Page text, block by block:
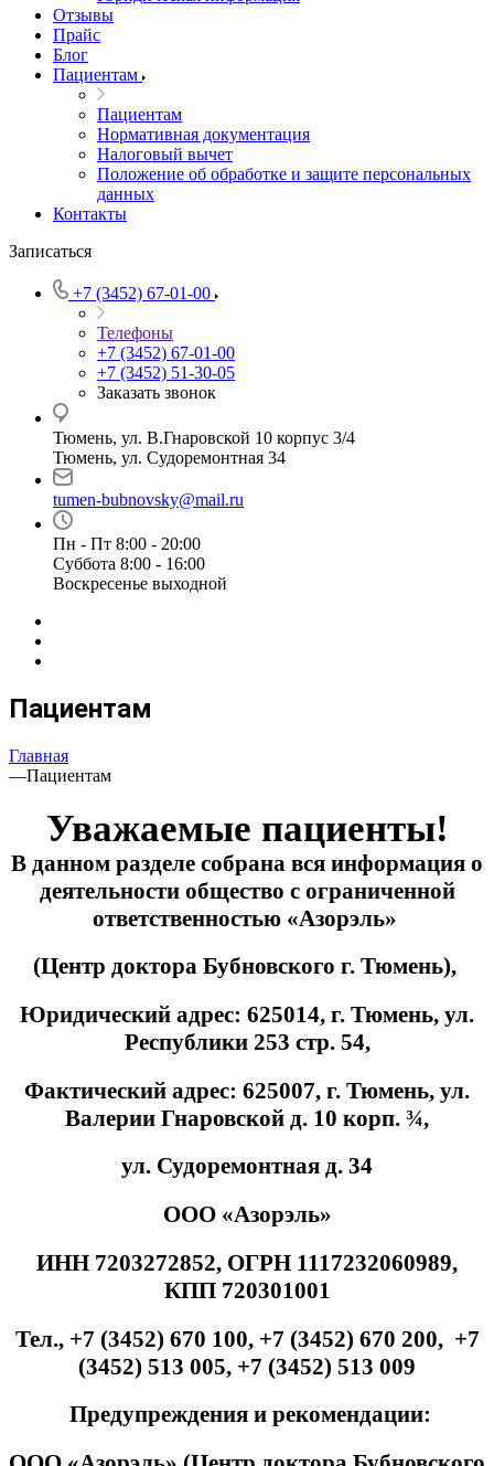
Отзывы
Прайс
Блог
Пациентам
Пациентам
Нормативная документация
Налоговый вычет
Положение об обработке и защите персональных
данных
Контакты
Записаться
+7 (3452) 67-01-00
Телефоны
+7 (3452) 67-01-00
+7 (3452) 51-30-05
Заказать звонок
Тюмень, ул. В.Гнаровской 10 корпус 3/4
Тюмень, ул. Судоремонтная 34
tumen-bubnovsky@mail.ru
Пн - Пт 8:00 - 20:00
Суббота 8:00 - 16:00
Воскресенье выходной
Пациентам
Главная
—Пациентам
Уважаемые пациенты!
В данном разделе собрана вся информация о
деятельности общество с ограниченной
ответственностью «Азорэль»
(Центр доктора Бубновского г. Тюмень),
Юридический адрес: 625014, г. Тюмень, ул.
Республики 253 стр. 54,
Фактический адрес: 625007, г. Тюмень, ул.
Валерии Гнаровской д. 10 корп. ¾,
ул. Судоремонтная д. 34
ООО «Азорэль»
ИНН 7203272852, ОГРН 1117232060989,
КПП 720301001
Тел., +7 (3452) 670 100, +7 (3452) 670 200, +7
(3452) 513 005, +7 (3452) 513 009
Предупреждения и рекомендации: